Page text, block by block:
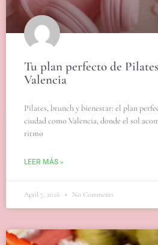
Tu plan perfecto de
Valencia
Pilates, brunch y bienestar: el plan
ciudad como Valencia, donde el sol
ritmo
LEER MÁS »
April 7, 2026 No Comments